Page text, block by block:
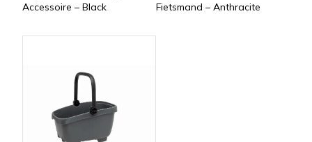
Accessoire – Black Fietsmand – Anthracite